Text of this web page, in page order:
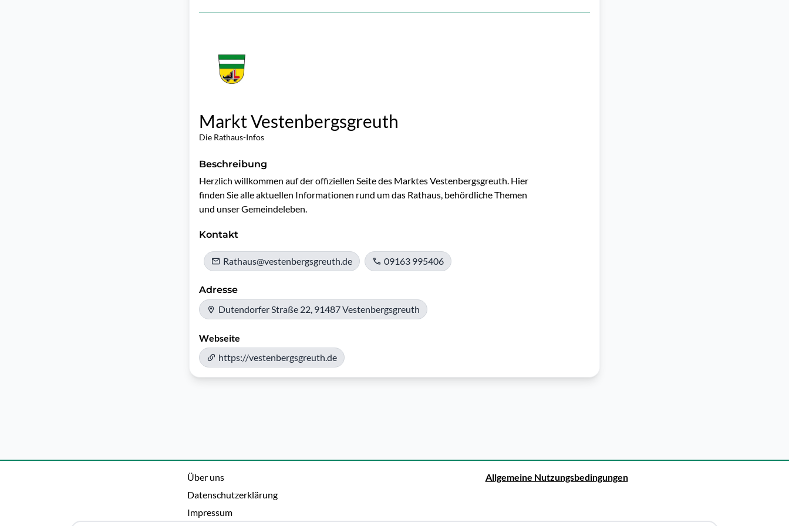
Markt Vestenbergsgreuth
Die Rathaus-Infos
Beschreibung
Herzlich willkommen auf der offiziellen Seite des Marktes Vestenbergsgreuth. Hier
finden Sie alle aktuellen Informationen rund um das Rathaus, behördliche Themen
und unser Gemeindeleben.
Kontakt
Rathaus@vestenbergsgreuth.de 09163 995406
Adresse
Dutendorfer Straße 22, 91487 Vestenbergsgreuth
Webseite
https://vestenbergsgreuth.de
Über uns
Datenschutzerklärung
Impressum
Allgemeine Nutzungsbedingungen